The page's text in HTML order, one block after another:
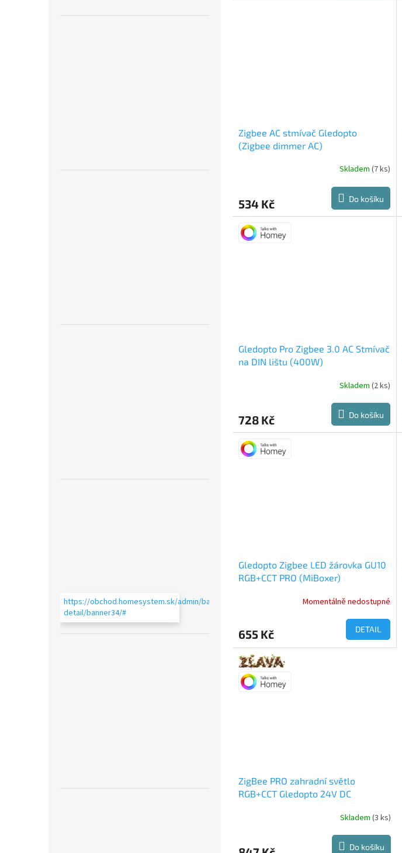
https://obchod.homesystem.sk/admin/bannery-
detail/banner34/#
Zigbee AC stmívač Gledopto
(Zigbee dimmer AC)
Skladem (7 ks)
534 Kč Do košíku
Gledopto Pro Zigbee 3.0 AC Stmívač
na DIN lištu (400W)
Skladem (2 ks)
728 Kč Do košíku
Gledopto Zigbee LED žárovka GU10
RGB+CCT PRO (MiBoxer)
Momentálně nedostupné
655 Kč DETAIL
ZigBee PRO zahradní světlo
RGB+CCT Gledopto 24V DC
Skladem (3 ks)
Do košíku